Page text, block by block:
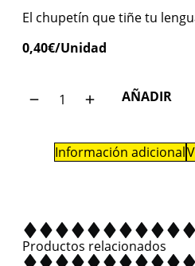
El chupetín que tiñe tu
0,40€/Unidad
AÑADIR
Información adicional
Productos relacionados